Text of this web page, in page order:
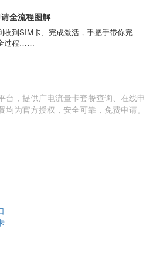
全流程图解
收到SIM卡、完成激活，手把手带你完
过程……
台，提供广电流量卡套餐查询、在线申
均为官方授权，安全可靠，免费申请。